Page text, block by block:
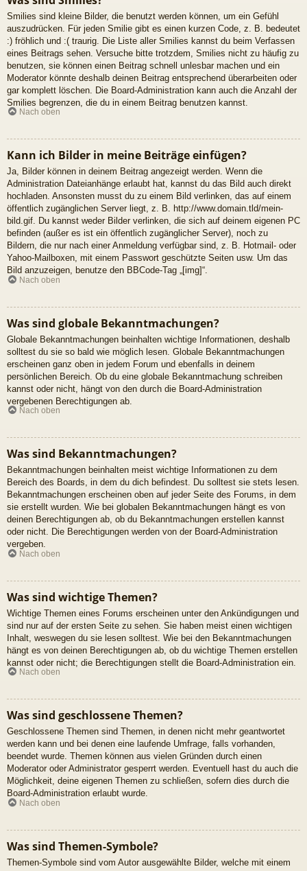
Smilies sind kleine Bilder, die benutzt werden können, um ein Gefühl
auszudrücken. Für jeden Smilie gibt es einen kurzen Code, z. B. bedeutet
:) fröhlich und :( traurig. Die Liste aller Smilies kannst du beim Verfassen
eines Beitrags sehen. Versuche bitte trotzdem, Smilies nicht zu häufig zu
benutzen, sie können einen Beitrag schnell unlesbar machen und ein
Moderator könnte deshalb deinen Beitrag entsprechend überarbeiten oder
gar komplett löschen. Die Board-Administration kann auch die Anzahl der
Smilies begrenzen, die du in einem Beitrag benutzen kannst.
Nach oben
Kann ich Bilder in meine Beiträge einfügen?
Ja, Bilder können in deinem Beitrag angezeigt werden. Wenn die
Administration Dateianhänge erlaubt hat, kannst du das Bild auch direkt
hochladen. Ansonsten musst du zu einem Bild verlinken, das auf einem
öffentlich zugänglichen Server liegt, z. B. http://www.domain.tld/mein-
bild.gif. Du kannst weder Bilder verlinken, die sich auf deinem eigenen PC
befinden (außer es ist ein öffentlich zugänglicher Server), noch zu
Bildern, die nur nach einer Anmeldung verfügbar sind, z. B. Hotmail- oder
Yahoo-Mailboxen, mit einem Passwort geschützte Seiten usw. Um das
Bild anzuzeigen, benutze den BBCode-Tag „[img]“.
Nach oben
Was sind globale Bekanntmachungen?
Globale Bekanntmachungen beinhalten wichtige Informationen, deshalb
solltest du sie so bald wie möglich lesen. Globale Bekanntmachungen
erscheinen ganz oben in jedem Forum und ebenfalls in deinem
persönlichen Bereich. Ob du eine globale Bekanntmachung schreiben
kannst oder nicht, hängt von den durch die Board-Administration
vergebenen Berechtigungen ab.
Nach oben
Was sind Bekanntmachungen?
Bekanntmachungen beinhalten meist wichtige Informationen zu dem
Bereich des Boards, in dem du dich befindest. Du solltest sie stets lesen.
Bekanntmachungen erscheinen oben auf jeder Seite des Forums, in dem
sie erstellt wurden. Wie bei globalen Bekanntmachungen hängt es von
deinen Berechtigungen ab, ob du Bekanntmachungen erstellen kannst
oder nicht. Die Berechtigungen werden von der Board-Administration
vergeben.
Nach oben
Was sind wichtige Themen?
Wichtige Themen eines Forums erscheinen unter den Ankündigungen und
sind nur auf der ersten Seite zu sehen. Sie haben meist einen wichtigen
Inhalt, weswegen du sie lesen solltest. Wie bei den Bekanntmachungen
hängt es von deinen Berechtigungen ab, ob du wichtige Themen erstellen
kannst oder nicht; die Berechtigungen stellt die Board-Administration ein.
Nach oben
Was sind geschlossene Themen?
Geschlossene Themen sind Themen, in denen nicht mehr geantwortet
werden kann und bei denen eine laufende Umfrage, falls vorhanden,
beendet wurde. Themen können aus vielen Gründen durch einen
Moderator oder Administrator gesperrt werden. Eventuell hast du auch die
Möglichkeit, deine eigenen Themen zu schließen, sofern dies durch die
Board-Administration erlaubt wurde.
Nach oben
Was sind Themen-Symbole?
Themen-Symbole sind vom Autor ausgewählte Bilder, welche mit einem